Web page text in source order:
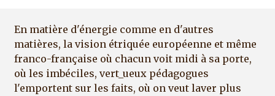
En matière d'énergie comme en d'autres
matières, la vision étriquée européenne et même
franco-française où chacun voit midi à sa porte,
où les imbéciles, vert_ueux pédagogues
l'emportent sur les faits, où on veut laver plus